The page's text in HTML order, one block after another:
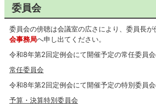
委員会
委員会の傍聴は会議室の広さにより、委員長が
会事務局へ申し出てください。
令和8年第2回定例会にて開催予定の常任委員
常任委員会
令和8年第2回定例会にて開催予定の特別委員
予算・決算特別委員会